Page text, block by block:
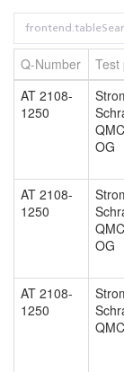
Q-Number Test
AT 2108-
1250
OG
AT 2108-
1250
OG
AT 2108-
1250